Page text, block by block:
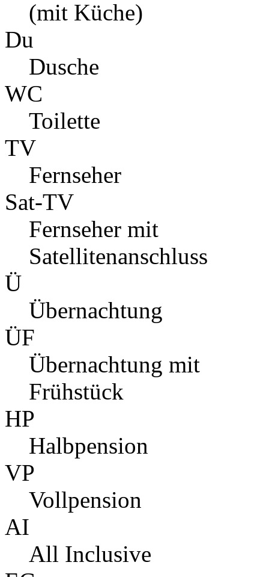
(mit Küche)
Du
Dusche
WC
Toilette
TV
Fernseher
Sat-TV
Fernseher mit
Satellitenanschluss
Ü
Übernachtung
ÜF
Übernachtung mit
Frühstück
HP
Halbpension
VP
Vollpension
AI
All Inclusive